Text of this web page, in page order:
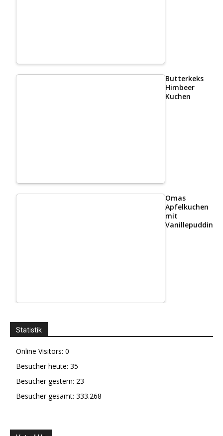
Butterkeks
Himbeer
Kuchen
Omas
Apfelkuchen
mit
Vanillepudding
Statistik
Online Visitors: 0
Besucher heute: 35
Besucher gestern: 23
Besucher gesamt: 333.268